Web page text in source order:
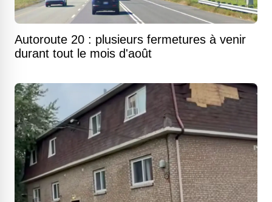
Autoroute 20 : plusieurs fermetures à venir
durant tout le mois d'août